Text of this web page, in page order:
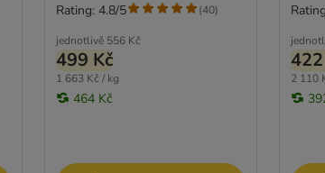
jednotlivě 556 Kč
499 Kč
1 663 Kč / kg
464 Kč
Rating: 4.8/5 (40)
2 110